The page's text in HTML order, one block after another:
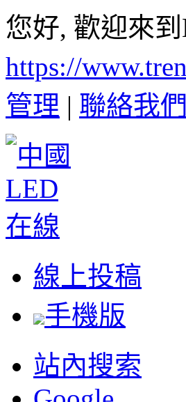
您好, 歡迎來
https://
管理 | 聯絡我們
線上投稿
手機版
站內搜索